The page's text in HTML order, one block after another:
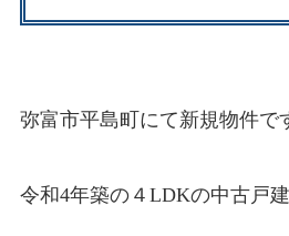
弥富市平島町にて新規物件で
令和4年築の４LDKの中古戸建